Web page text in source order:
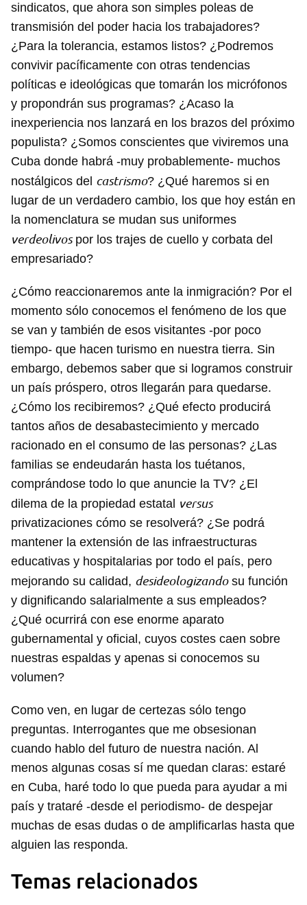
sindicatos, que ahora son simples poleas de
transmisión del poder hacia los trabajadores?
¿Para la tolerancia, estamos listos? ¿Podremos
convivir pacíficamente con otras tendencias
políticas e ideológicas que tomarán los micrófonos
y propondrán sus programas? ¿Acaso la
inexperiencia nos lanzará en los brazos del próximo
populista? ¿Somos conscientes que viviremos una
Cuba donde habrá -muy probablemente- muchos
nostálgicos del castrismo? ¿Qué haremos si en
lugar de un verdadero cambio, los que hoy están en
la nomenclatura se mudan sus uniformes
verdeolivospor los trajes de cuello y corbata del
empresariado?
¿Cómo reaccionaremos ante la inmigración? Por el
momento sólo conocemos el fenómeno de los que
se van y también de esos visitantes -por poco
tiempo- que hacen turismo en nuestra tierra. Sin
embargo, debemos saber que si logramos construir
un país próspero, otros llegarán para quedarse.
¿Cómo los recibiremos? ¿Qué efecto producirá
tantos años de desabastecimiento y mercado
racionado en el consumo de las personas? ¿Las
familias se endeudarán hasta los tuétanos,
comprándose todo lo que anuncie la TV? ¿El
dilema de la propiedad estatal versus
privatizaciones cómo se resolverá? ¿Se podrá
mantener la extensión de las infraestructuras
educativas y hospitalarias por todo el país, pero
mejorando su calidad, desideologizandosu función
y dignificando salarialmente a sus empleados?
¿Qué ocurrirá con ese enorme aparato
gubernamental y oficial, cuyos costes caen sobre
nuestras espaldas y apenas si conocemos su
volumen?
Como ven, en lugar de certezas sólo tengo
preguntas. Interrogantes que me obsesionan
cuando hablo del futuro de nuestra nación. Al
menos algunas cosas sí me quedan claras: estaré
en Cuba, haré todo lo que pueda para ayudar a mi
país y trataré -desde el periodismo- de despejar
muchas de esas dudas o de amplificarlas hasta que
alguien las responda.
Temas relacionados